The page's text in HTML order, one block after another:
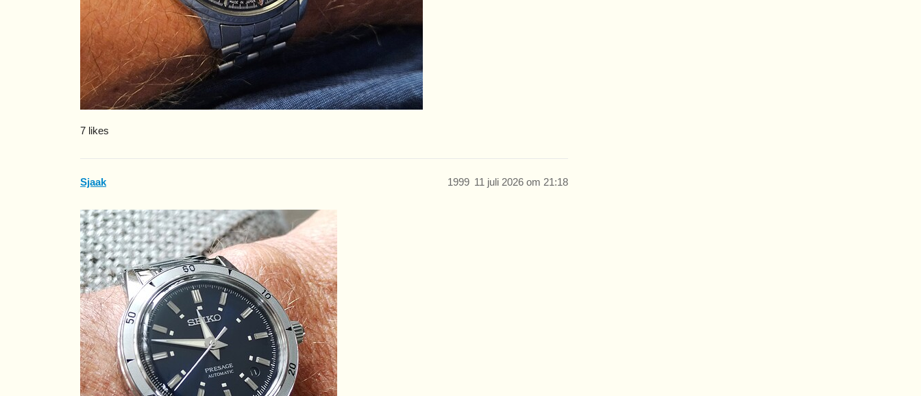
7 likes
Sjaak 11 juli 2026 om 21:18
1999